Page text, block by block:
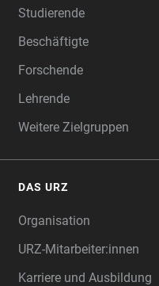
Studierende
Beschäftigte
Forschende
Lehrende
Weitere Zielgruppen
DAS URZ
Organisation
URZ-Mitarbeiter:innen
Karriere und Ausbildung